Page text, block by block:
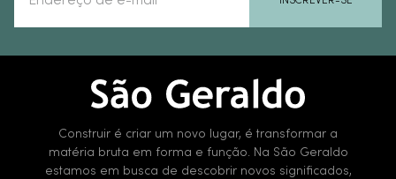
Construir é criar um novo lugar, é transformar a
matéria bruta em forma e função. Na São Geraldo
estamos em busca de descobrir novos significados,